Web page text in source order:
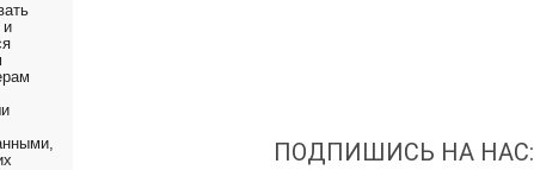
ПОДПИШИСЬ НА НАС:
и